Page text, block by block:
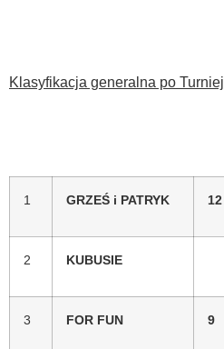
Klasyfikacja generalna po
1 GRZEŚ i PATRYK 12
2 KUBUSIE
3 FOR FUN 9